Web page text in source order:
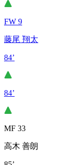
FW 9
藤尾 翔太
84’
84’
MF 33
高木 善朗